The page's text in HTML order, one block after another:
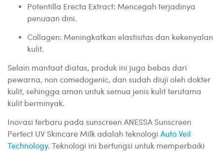
Potentilla Erecta Extract: Mencegah terjadinya
penuaan dini.
Collagen: Meningkatkan elastisitas dan kekenyalan
kulit.
Selain manfaat diatas, produk ini juga bebas dari
pewarna, non comedogenic, dan sudah diuji oleh dokter
kulit, sehingga aman untuk semua jenis kulit terutama
kulit berminyak.
Inovasi terbaru pada sunscreen ANESSA Sunscreen
Perfect UV Skincare Milk adalah teknologi Auto Veil
Technology. Teknologi ini berfungsi untuk memperbaiki